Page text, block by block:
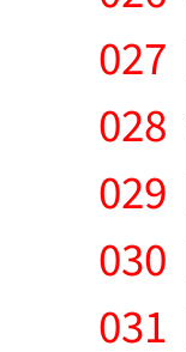
027
028
029
030
031